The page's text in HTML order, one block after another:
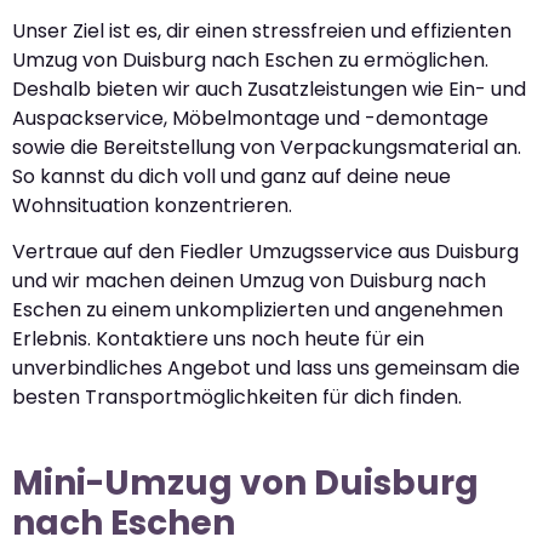
Unser Ziel ist es, dir einen stressfreien und effizienten
Umzug von Duisburg nach Eschen zu ermöglichen.
Deshalb bieten wir auch Zusatzleistungen wie Ein- und
Auspackservice, Möbelmontage und -demontage
sowie die Bereitstellung von Verpackungsmaterial an.
So kannst du dich voll und ganz auf deine neue
Wohnsituation konzentrieren.
Vertraue auf den Fiedler Umzugsservice aus Duisburg
und wir machen deinen Umzug von Duisburg nach
Eschen zu einem unkomplizierten und angenehmen
Erlebnis. Kontaktiere uns noch heute für ein
unverbindliches Angebot und lass uns gemeinsam die
besten Transportmöglichkeiten für dich finden.
Mini-Umzug von Duisburg
nach Eschen